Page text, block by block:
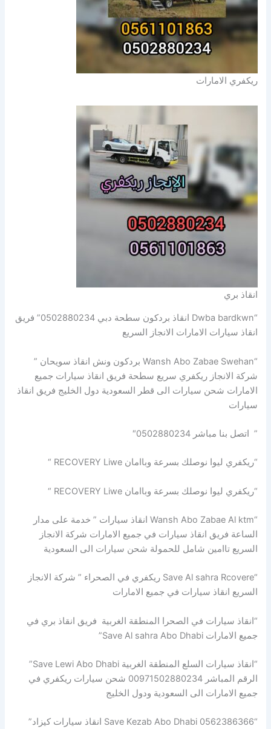
ريكفري الامارات
انقاذ بري
“Dwba bardkwn انقاذ بردكون سطحة دبي 0502880234” فريق
انقاذ سيارات الامارات الانجاز السريع
“Wansh Abo Zabae Swehan بردكون ونش انقاذ سويحان ”
شركة الانجاز ريكفري سريع سطحة فريق انقاذ سيارات جميع
الامارات شحن سيارات الى قطر السعودية دول الخليج فريق انقاذ
سيارات
” اتصل بنا مباشر 0502880234″
“ريكفري ليوا نوصلك بسرعة وباامان RECOVERY Liwe “
“ريكفري ليوا نوصلك بسرعة وباامان RECOVERY Liwe “
“Wansh Abo Zabae Al ktm انقاذ سيارات ” خدمة على مدار
الساعة فريق انقاذ سيارات في جميع الامارات شركة الانجاز
السريع تاامين شامل للحمولة شحن سيارات الى السعودية
“Save Al sahra Rcovere ريكفري في الصحراء ” شركة الانجاز
السريع انقاذ سيارات في جميع الامارات
“انقاذ سيارات في الصحرا المنطقة الغربية فريق انقاذ بري في
جميع الامارات Save Al sahra Abo Dhabi”
“انقاذ سيارات السلع المنطقة الغربية Save Lewi Abo Dhabi”
الرقم المباشر 00971502880234 شحن سيارات ريكفري في
جميع الامارات الى السعودية ودول الخليج
“Save Kezab Abo Dhabi 0562386366 انقاذ سيارات كيزاد”